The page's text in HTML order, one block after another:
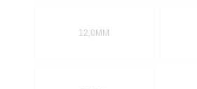
12,0MM